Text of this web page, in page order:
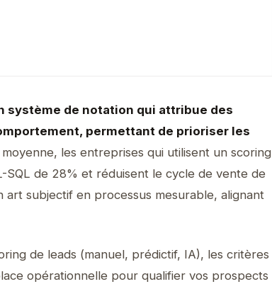
système de notation qui attribue des
permettant de prioriser les
moyenne, les entreprises qui utilisent un scoring
de 28% et réduisent le cycle de vente de
subjectif en processus mesurable, alignant
de leads (manuel, prédictif, IA), les critères
opérationnelle pour qualifier vos prospects